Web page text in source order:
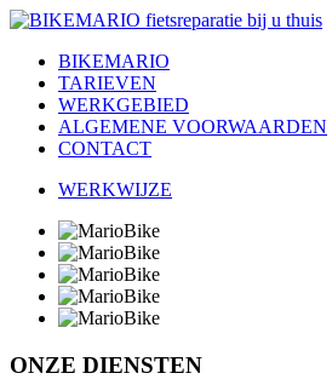
BIKEMARIO
TARIEVEN
WERKGEBIED
ALGEMENE VOORWAARDEN
CONTACT
WERKWIJZE
ONZE DIENSTEN